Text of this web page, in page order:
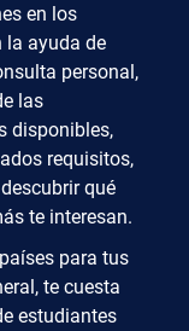
en los
la ayuda de
personal,
las
disponibles,
requisitos,
qué
te interesan.
para tus
te cuesta
estudiantes